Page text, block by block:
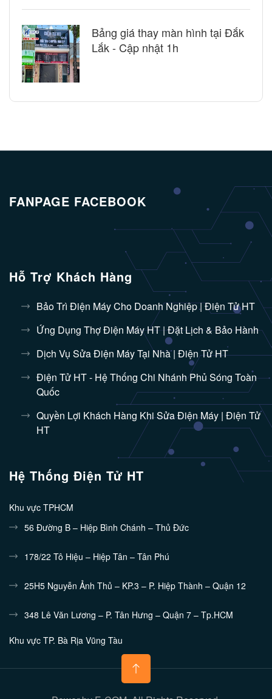
Bảng giá thay màn hình tại Đắk
Lắk - Cập nhật 1h
FANPAGE FACEBOOK
Hỗ Trợ Khách Hàng
Bảo Trì Điện Máy Cho Doanh Nghiệp | Điện Tử HT
Ứng Dụng Thợ Điện Máy HT | Đặt Lịch & Bảo Hành
Dịch Vụ Sửa Điện Máy Tại Nhà | Điện Tử HT
Điện Tử HT - Hệ Thống Chi Nhánh Phủ Sóng Toàn
Quốc
Quyền Lợi Khách Hàng Khi Sửa Điện Máy | Điện Tử
HT
Hệ Thống Điện Tử HT
Khu vực TPHCM
56 Đường B – Hiệp Bình Chánh – Thủ Đức
178/22 Tô Hiệu – Hiệp Tân – Tân Phú
25H5 Nguyễn Ảnh Thủ – KP.3 – P. Hiệp Thành – Quận 12
348 Lê Văn Lương – P. Tân Hưng – Quận 7 – Tp.HCM
Khu vực TP. Bà Rịa Vũng Tàu
132/10 Nguyễn Tri Phương - Phường 7 - TP.Vũng Tàu